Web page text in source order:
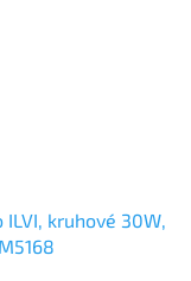
kruhové 30W,